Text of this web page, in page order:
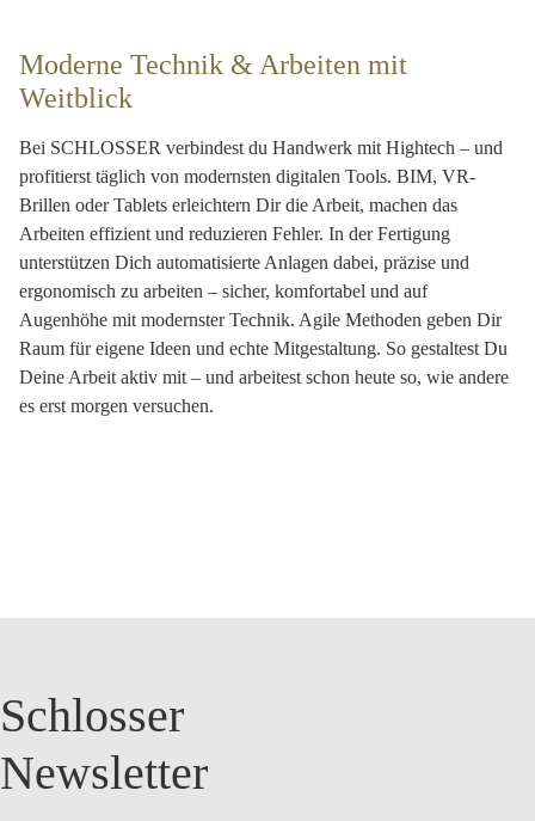
Moderne Technik & Arbeiten mit
Weitblick
Bei SCHLOSSER verbindest du Handwerk mit Hightech – und
profitierst täglich von modernsten digitalen Tools. BIM, VR-
Brillen oder Tablets erleichtern Dir die Arbeit, machen das
Arbeiten effizient und reduzieren Fehler. In der Fertigung
unterstützen Dich automatisierte Anlagen dabei, präzise und
ergonomisch zu arbeiten – sicher, komfortabel und auf
Augenhöhe mit modernster Technik. Agile Methoden geben Dir
Raum für eigene Ideen und echte Mitgestaltung. So gestaltest Du
Deine Arbeit aktiv mit – und arbeitest schon heute so, wie andere
es erst morgen versuchen.
Schlosser
Newsletter